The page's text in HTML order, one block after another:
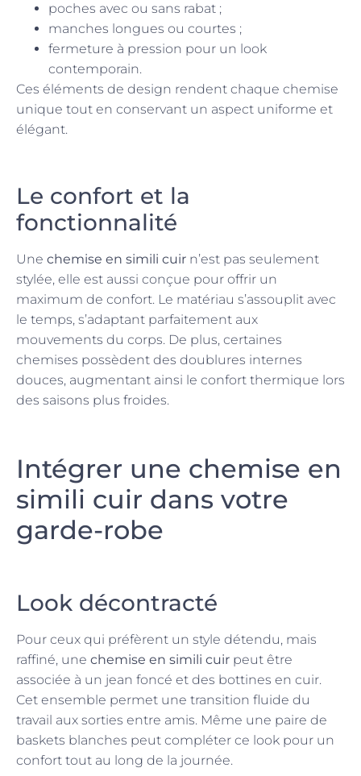
poches avec ou sans rabat ;
manches longues ou courtes ;
fermeture à pression pour un look
contemporain.
Ces éléments de design rendent chaque chemise
unique tout en conservant un aspect uniforme et
élégant.
Le confort et la
fonctionnalité
Une chemise en simili cuir n’est pas seulement
stylée, elle est aussi conçue pour offrir un
maximum de confort. Le matériau s’assouplit avec
le temps, s’adaptant parfaitement aux
mouvements du corps. De plus, certaines
chemises possèdent des doublures internes
douces, augmentant ainsi le confort thermique lors
des saisons plus froides.
Intégrer une chemise en
simili cuir dans votre
garde-robe
Look décontracté
Pour ceux qui préfèrent un style détendu, mais
raffiné, une chemise en simili cuir peut être
associée à un jean foncé et des bottines en cuir.
Cet ensemble permet une transition fluide du
travail aux sorties entre amis. Même une paire de
baskets blanches peut compléter ce look pour un
confort tout au long de la journée.